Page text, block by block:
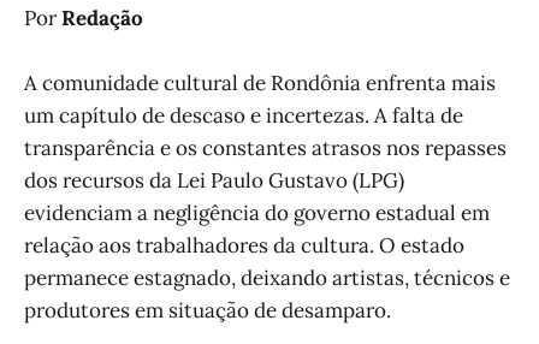
PorRedação
A comunidade cultural de Rondônia enfrenta mais
um capítulo de descaso e incertezas. A falta de
transparência e os constantes atrasos nos repasses
dos recursos da Lei Paulo Gustavo (LPG)
evidenciam a negligência do governo estadual em
relação aos trabalhadores da cultura. O estado
permanece estagnado, deixando artistas, técnicos e
produtores em situação de desamparo.